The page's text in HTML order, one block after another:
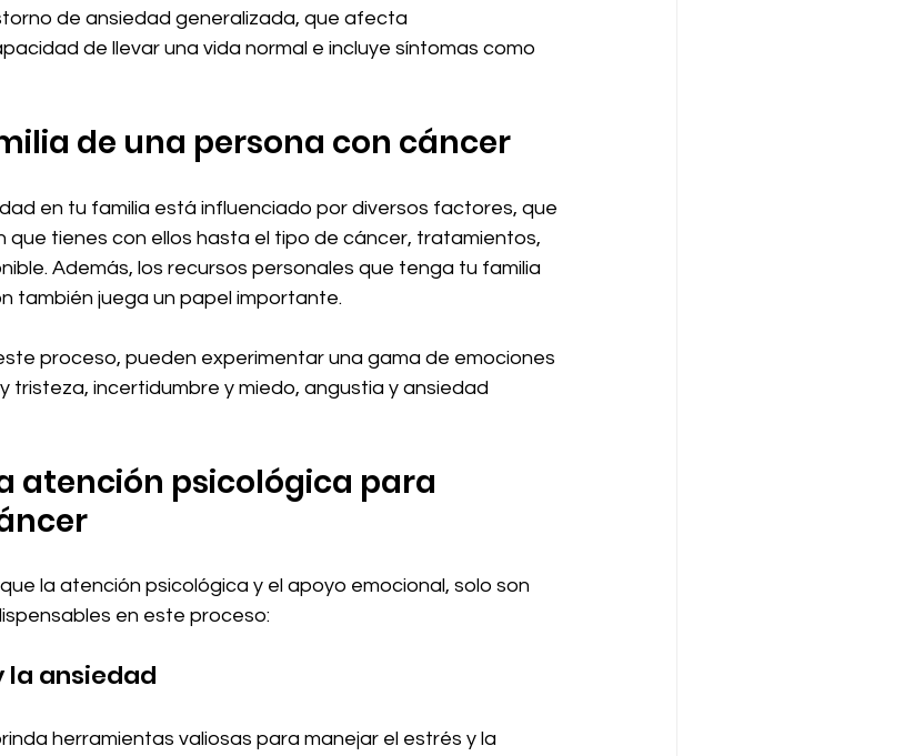
de ansiedad generalizada, que afecta
de llevar una vida normal e incluye síntomas como
de una persona con cáncer
en tu familia está influenciado por diversos factores, que
que tienes con ellos hasta el tipo de cáncer, tratamientos,
Además, los recursos personales que tenga tu familia
también juega un papel importante.
proceso, pueden experimentar una gama de emociones
tristeza, incertidumbre y miedo, angustia y ansiedad
atención psicológica para
la atención psicológica y el apoyo emocional, solo son
en este proceso:
la ansiedad
herramientas valiosas para manejar el estrés y la